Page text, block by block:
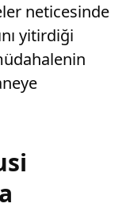
neticesinde
yitirdiği